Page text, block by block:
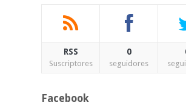
RSS
Suscriptores
0
seguidores
Facebook